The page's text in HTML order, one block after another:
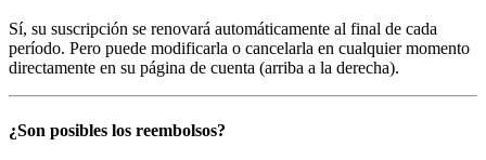
Sí, su suscripción se renovará automáticamente al final de cada
período. Pero puede modificarla o cancelarla en cualquier momento
directamente en su página de cuenta (arriba a la derecha).
¿Son posibles los reembolsos?